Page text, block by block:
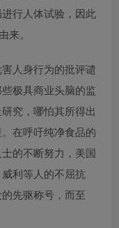
行人体试验，因此
来。
人身行为的批评谴
极具商业头脑的监
究，哪怕其所得出
在呼吁纯净食品的
的不断努力，美国
利等人的不屈抗
先驱称号，而至